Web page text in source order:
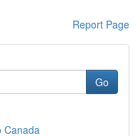
Report Page
Go
Canada